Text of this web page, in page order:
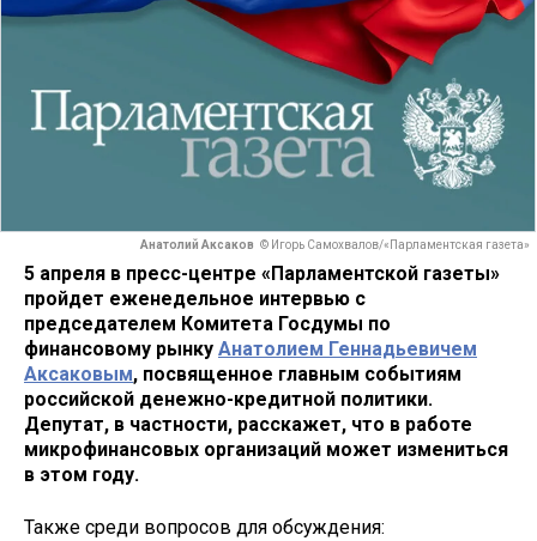
Анатолий Аксаков © Игорь Самохвалов/«Парламентская газета»
5 апреля в пресс-центре «Парламентской газеты»
пройдет еженедельное интервью с
председателем Комитета Госдумы по
финансовому рынку Анатолием Геннадьевичем
Аксаковым, посвященное главным событиям
российской денежно-кредитной политики.
Депутат, в частности, расскажет, что в работе
микрофинансовых организаций может измениться
в этом году.
Также среди вопросов для обсуждения: